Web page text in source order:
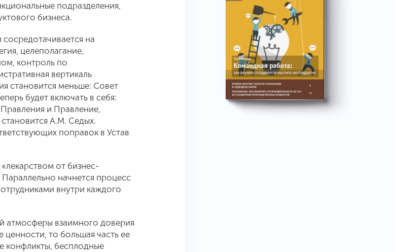
подразделения,
бизнеса.
на
целеполагание,
контроль по
вертикаль
становится меньше: Совет
будет включать в себя:
и Правление,
А.М. Седых.
поправок в Устав
от бизнес-
начнется процесс
внутри каждого
атмосферы взаимного доверия
ценности, то большая часть ее
конфликты, бесплодные